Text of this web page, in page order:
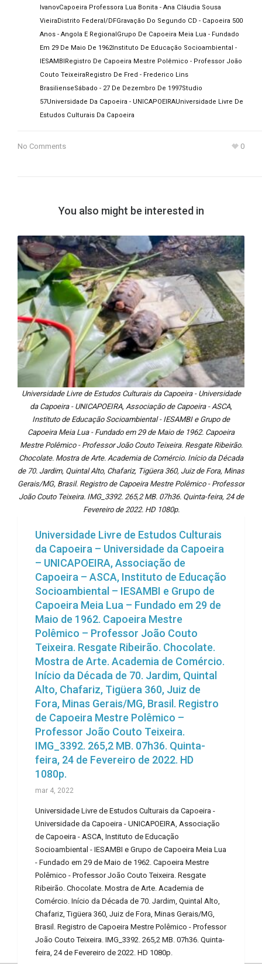
IvanovCapoeira Professora Lua Bonita - Ana Cláudia Sousa
Vieira Distrito Federal/DFGravação Do Segundo CD - Capoeira 500
Anos - Angola E Regional Grupo De Capoeira Meia Lua - Fundado
Em 29 De Maio De 1962Instituto De Educação Socioambiental -
IESAMBI Registro De Capoeira Mestre Polêmico - Professor João
Couto Teixeira Registro De Fred - Frederico Lins
BrasilienseSábado - 27 De Dezembro De 1997Studio
57Universidade Da Capoeira - UNICAPOEIRAUniversidade Livre De
Estudos Culturais Da Capoeira
No Comments 0
You also might be interested in
Universidade Livre de Estudos Culturais da Capoeira - Universidade
da Capoeira - UNICAPOEIRA, Associação de Capoeira - ASCA,
Instituto de Educação Socioambiental - IESAMBI e Grupo de
Capoeira Meia Lua - Fundado em 29 de Maio de 1962. Capoeira
Mestre Polêmico - Professor João Couto Teixeira. Resgate Ribeirão.
Chocolate. Mostra de Arte. Academia de Comércio. Início da Década
de 70. Jardim, Quintal Alto, Chafariz, Tigüera 360, Juiz de Fora, Minas
Gerais/MG, Brasil. Registro de Capoeira Mestre Polêmico - Professor
João Couto Teixeira. IMG_3392. 265,2 MB. 07h36. Quinta-feira, 24 de
Fevereiro de 2022. HD 1080p.
Universidade Livre de Estudos Culturais
da Capoeira – Universidade da Capoeira
– UNICAPOEIRA, Associação de
Capoeira – ASCA, Instituto de Educação
Socioambiental – IESAMBI e Grupo de
Capoeira Meia Lua – Fundado em 29 de
Maio de 1962. Capoeira Mestre
Polêmico – Professor João Couto
Teixeira. Resgate Ribeirão. Chocolate.
Mostra de Arte. Academia de Comércio.
Início da Década de 70. Jardim, Quintal
Alto, Chafariz, Tigüera 360, Juiz de
Fora, Minas Gerais/MG, Brasil. Registro
de Capoeira Mestre Polêmico –
Professor João Couto Teixeira.
IMG_3392. 265,2 MB. 07h36. Quinta-
feira, 24 de Fevereiro de 2022. HD
1080p.
mar 4, 2022
Universidade Livre de Estudos Culturais da Capoeira -
Universidade da Capoeira - UNICAPOEIRA, Associação
de Capoeira - ASCA, Instituto de Educação
Socioambiental - IESAMBI e Grupo de Capoeira Meia Lua
- Fundado em 29 de Maio de 1962. Capoeira Mestre
Polêmico - Professor João Couto Teixeira. Resgate
Ribeirão. Chocolate. Mostra de Arte. Academia de
Comércio. Início da Década de 70. Jardim, Quintal Alto,
Chafariz, Tigüera 360, Juiz de Fora, Minas Gerais/MG,
Brasil. Registro de Capoeira Mestre Polêmico - Professor
João Couto Teixeira. IMG_3392. 265,2 MB. 07h36. Quinta-
feira, 24 de Fevereiro de 2022. HD 1080p.